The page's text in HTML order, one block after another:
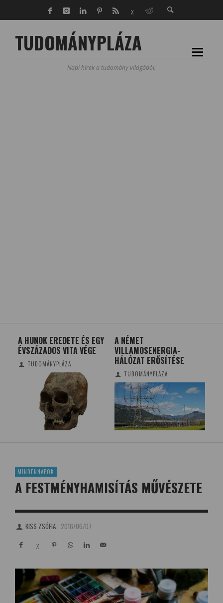
TUDOMÁNYPLÁZA
Napi hírek a tudomány világából.
A HUNOK EREDETE ÉS EGY
ÉVSZÁZADOS VITA VÉGE
TUDOMÁNYPLÁZA
A NÉMET
VILLAMOSENERGIA-
HÁLÓZAT ERŐSÍTÉSE
TUDOMÁNYPLÁZA
MINDENNAPOK
A FESTMÉNYHAMISÍTÁS MŰVÉSZETE
KISS ZSÓFIA 2016/06/07